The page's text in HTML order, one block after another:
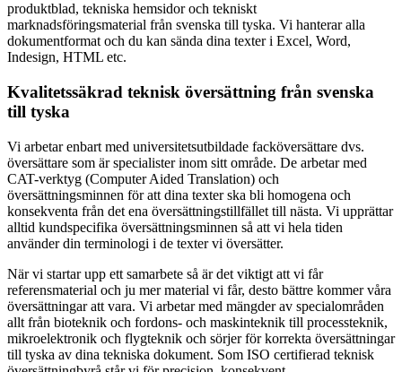
produktblad, tekniska hemsidor och tekniskt
marknadsföringsmaterial från svenska till tyska. Vi hanterar alla
dokumentformat och du kan sända dina texter i Excel, Word,
Indesign, HTML etc.
Kvalitetssäkrad teknisk översättning från svenska
till tyska
Vi arbetar enbart med universitetsutbildade facköversättare dvs.
översättare som är specialister inom sitt område. De arbetar med
CAT-verktyg (Computer Aided Translation) och
översättningsminnen för att dina texter ska bli homogena och
konsekventa från det ena översättningstillfället till nästa. Vi upprättar
alltid kundspecifika översättningsminnen så att vi hela tiden
använder din terminologi i de texter vi översätter.
När vi startar upp ett samarbete så är det viktigt att vi får
referensmaterial och ju mer material vi får, desto bättre kommer våra
översättningar att vara. Vi arbetar med mängder av specialområden
allt från bioteknik och fordons- och maskinteknik till processteknik,
mikroelektronik och flygteknik och sörjer för korrekta översättningar
till tyska av dina tekniska dokument. Som ISO certifierad teknisk